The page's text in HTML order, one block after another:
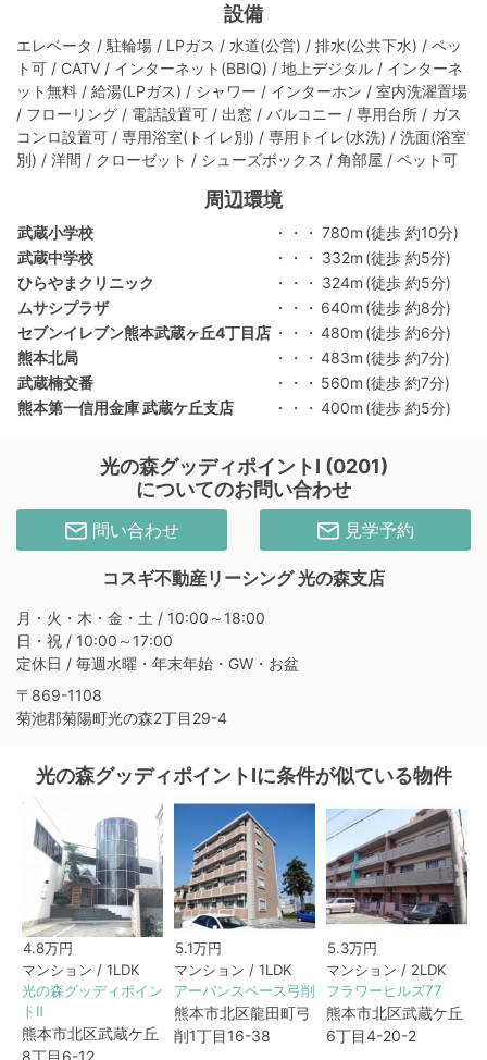
設備
エレベータ / 駐輪場 / LPガス / 水道(公営) / 排水(公共下水) / ペッ
ト可 / CATV / インターネット(BBIQ) / 地上デジタル / インターネ
ット無料 / 給湯(LPガス) / シャワー / インターホン / 室内洗濯置場
/ フローリング / 電話設置可 / 出窓 / バルコニー / 専用台所 / ガス
コンロ設置可 / 専用浴室(トイレ別) / 専用トイレ(水洗) / 洗面(浴室
別) / 洋間 / クローゼット / シューズボックス / 角部屋 / ペット可
周辺環境
武蔵小学校 ・・・ 780m (徒歩 約10分)
武蔵中学校
・・・ 332m (徒歩 約5分)
ひらやまクリニック
・・・ 324m (徒歩 約5分)
ムサシプラザ
・・・ 640m (徒歩 約8分)
セブンイレブン熊本武蔵ヶ丘4丁目店 ・・・ 480m (徒歩 約6分)
熊本北局
・・・ 483m (徒歩 約7分)
武蔵楠交番
・・・ 560m (徒歩 約7分)
熊本第一信用金庫 武蔵ケ丘支店
・・・ 400m (徒歩 約5分)
光の森グッディポイントⅠ (0201)
についてのお問い合わせ
問い合わせ 見学予約
コスギ不動産リーシング 光の森支店
月・火・木・金・土 / 10:00～18:00
日・祝 / 10:00～17:00
定休日 / 毎週水曜・年末年始・GW・お盆
〒869-1108
菊池郡菊陽町光の森2丁目29-4
光の森グッディポイントⅠに条件が似ている物件
4.8万円
マンション / 1LDK
光の森グッディポイン
トⅡ
熊本市北区武蔵ケ丘
8丁目6-12
5.1万円
マンション / 1LDK
アーバンスペース弓削
熊本市北区龍田町弓
削1丁目16-38
5.3万円
マンション / 2LDK
フラワーヒルズ77
熊本市北区武蔵ケ丘
6丁目4-20-2